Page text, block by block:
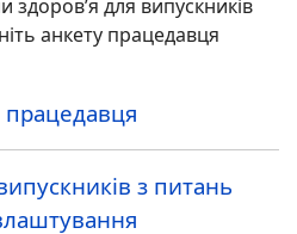
для випускників
анкету працедавця
працедавця
з питань